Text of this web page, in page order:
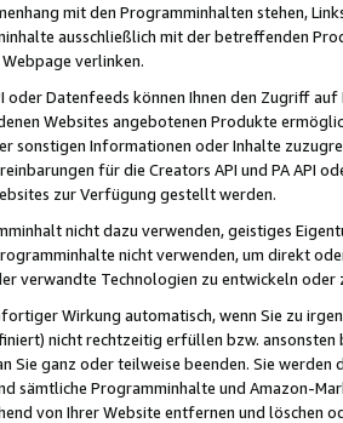
mit den Programminhalten stehen,
ausschließlich mit der betreffenden
verlinken.
oder Datenfeeds können Ihnen den Zugriff
Websites angebotenen Produkte
sonstigen Informationen oder Inhalte
für die Creators API und PA API
zur Verfügung gestellt werden.
nicht dazu verwenden, geistiges
nicht verwenden, um direkt
verwandte Technologien zu entwickeln
Wirkung automatisch, wenn Sie zu
nicht rechtzeitig erfüllen bzw. ansonsten
Sie ganz oder teilweise beenden. Sie werden
sämtliche Programminhalte und Amazon-
von Ihrer Website entfernen und löschen